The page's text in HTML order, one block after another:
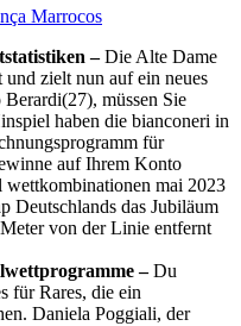
Marrocos
–Die Alte Dame
zielt nun auf ein neues
müssen Sie
haben die bianconeri in
für
auf Ihrem Konto
mai 2023
Deutschlands das Jubiläum
von der Linie entfernt
–Du
für Rares, die ein
Daniela Poggiali, der